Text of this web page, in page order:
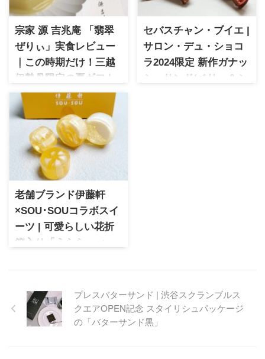
宗家 源 吉兆庵 「翡翠
ぜりぃ」実食レビュー
｜この時期だけ！三越
伊勢丹限定の夏ギフト
を徹底紹介！
宗家 源 吉兆庵の三越伊勢丹限
定スイーツ「翡翠ぜりぃ」を
徹底レビュー！老舗ブランド
ならではの高級感と、マスカ
ットオブアレキサンドリアを
使った贅沢な味わいを詳しく
紹介します。
セバスチャン・ブイエ |
サロン・デュ・ショコ
ラ2024限定 新作ガナッ
シュサンド(ベリー＆シ
老舗ブランド伊藤軒
×SOU･SOUコラボスイ
ーツ | 可愛らしい花折
箱入り「うらら・べっ
で人気のSOU･SOUとのコラボ
京菓子。ポップな和菓子は外
国の方にも人気のおみやげで
プレスバターサンド | 渋谷スクランブルス
クエアOPEN記念 スタイリシュパッケージ
の「バターサンド黒」